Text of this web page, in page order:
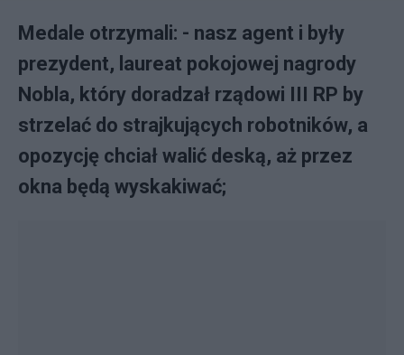
Medale otrzymali: - nasz agent i były
prezydent, laureat pokojowej nagrody
Nobla, który doradzał rządowi III RP by
strzelać do strajkujących robotników, a
opozycję chciał walić deską, aż przez
okna będą wyskakiwać;